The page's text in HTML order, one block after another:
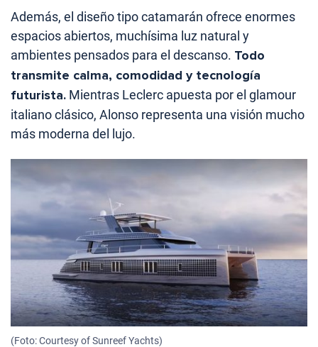
Además, el diseño tipo catamarán ofrece enormes
espacios abiertos, muchísima luz natural y
ambientes pensados para el descanso. Todo
transmite calma, comodidad y tecnología
futurista. Mientras Leclerc apuesta por el glamour
italiano clásico, Alonso representa una visión mucho
más moderna del lujo.
(Foto: Courtesy of Sunreef Yachts)